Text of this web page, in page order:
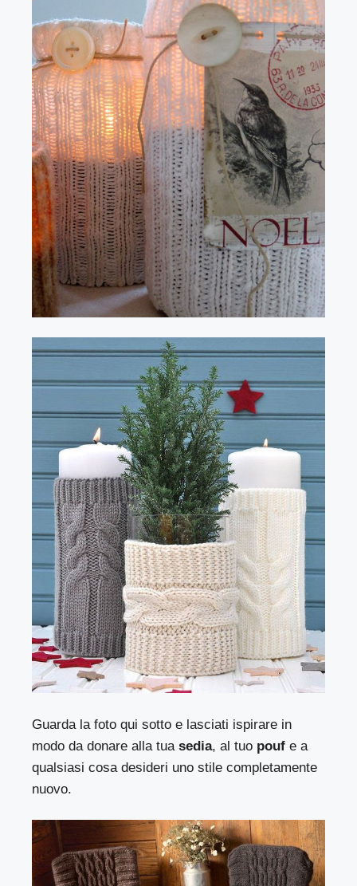
Guarda la foto qui sotto e lasciati ispirare in
modo da donare alla tua sedia, al tuo pouf e a
qualsiasi cosa desideri uno stile completamente
nuovo.